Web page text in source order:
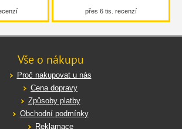
přes 6 tis. recenzí
Vše o nákupu
Proč nakupovat u nás
Cena dopravy
Způsoby platby
Obchodní podmínky
Reklamace